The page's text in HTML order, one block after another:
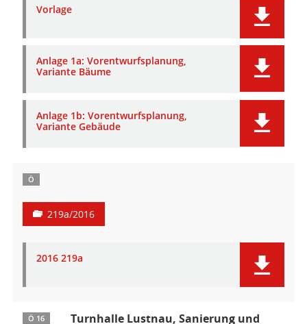
Vorlage
Anlage 1a: Vorentwurfsplanung,
Variante Bäume
Anlage 1b: Vorentwurfsplanung,
Variante Gebäude
Ö
219a/2016
2016 219a
Ö 16
Turnhalle Lustnau, Sanierung und